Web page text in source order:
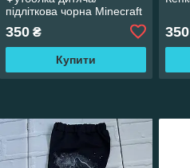
підліткова чорна Minecraft
350₴
Купити
350